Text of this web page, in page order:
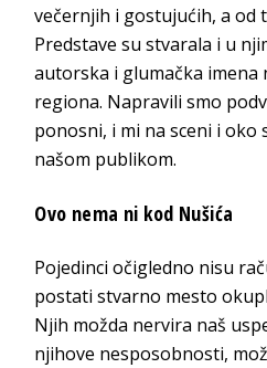
večernjih i gostujućih, a od
Predstave su stvarala i u
autorska i glumačka imena
regiona. Napravili smo
ponosni, i mi na sceni i oko
našom publikom.
Ovo nema ni kod Nušića
Pojedinci očigledno nisu
postati stvarno mesto
Njih možda nervira naš
njihove nesposobnosti,